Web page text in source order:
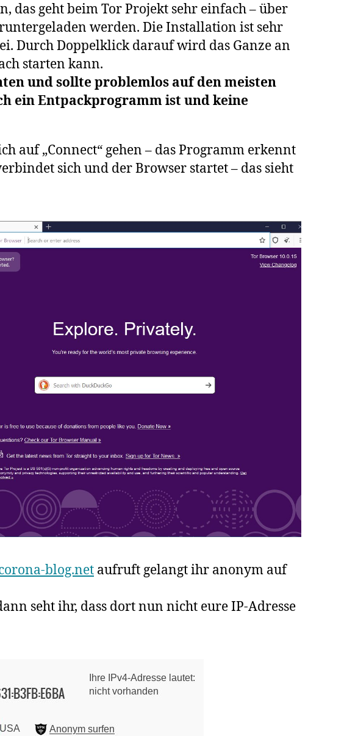
das geht beim Tor Projekt sehr einfach – über
werden. Die Installation ist sehr
Durch Doppelklick darauf wird das Ganze an
starten kann.
und sollte problemlos auf den meisten
ein Entpackprogramm ist und keine
auf „Connect“ gehen – das Programm erkennt
sich und der Browser startet – das sieht
blog.net aufruft gelangt ihr anonym auf
seht ihr, dass dort nun nicht eure IP-Adresse